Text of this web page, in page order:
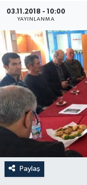
03.11.2018 - 10:00
YAYINLANMA
Paylaş
Medya
Sağlık
Sinema
Sivil Toplum
Siyaset
Tarım